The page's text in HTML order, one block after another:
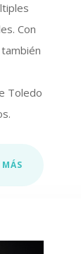
Con
Toledo